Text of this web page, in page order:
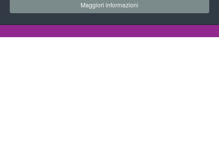
Maggiori informazioni
Disegni da Colorare